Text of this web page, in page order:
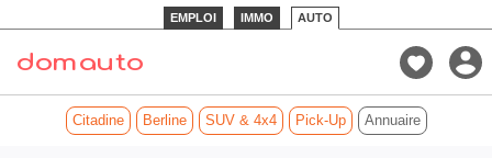
EMPLOI IMMO AUTO
Citadine Berline SUV & 4x4 Pick-Up Annuaire